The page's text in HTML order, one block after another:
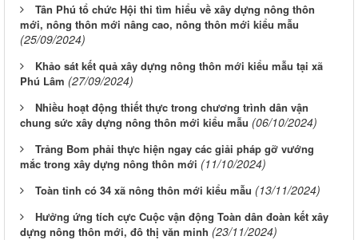
Tân Phú tổ chức Hội thi tìm hiểu về xây dựng nông thôn
mới, nông thôn mới nâng cao, nông thôn mới kiểu mẫu
(25/09/2024)
Khảo sát kết quả xây dựng nông thôn mới kiểu mẫu tại xã
Phú Lâm (27/09/2024)
Nhiều hoạt động thiết thực trong chương trình dân vận
chung sức xây dựng nông thôn mới kiểu mẫu (06/10/2024)
Trảng Bom phải thực hiện ngay các giải pháp gỡ vướng
mắc trong xây dựng nông thôn mới (11/10/2024)
Toàn tỉnh có 34 xã nông thôn mới kiểu mẫu (13/11/2024)
Hưởng ứng tích cực Cuộc vận động Toàn dân đoàn kết xây
dựng nông thôn mới, đô thị văn minh (23/11/2024)